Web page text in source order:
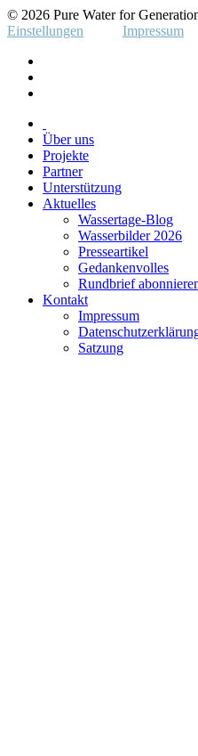
© 2026 Pure Water for
Einstellungen
Impressum
Über uns
Projekte
Partner
Unterstützung
Aktuelles
Wassertage-Blog
Wasserbilder 2026
Presseartikel
Gedankenvolles
Rundbrief
Kontakt
Impressum
Satzung